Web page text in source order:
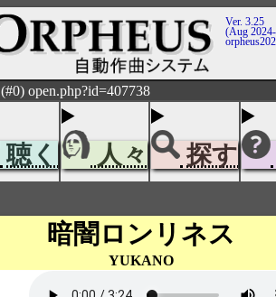
Ver. 3.25
(Aug
(#0) open.php?id=407738
聴く 人々 探す
暗闇ロンリネス
YUKANO